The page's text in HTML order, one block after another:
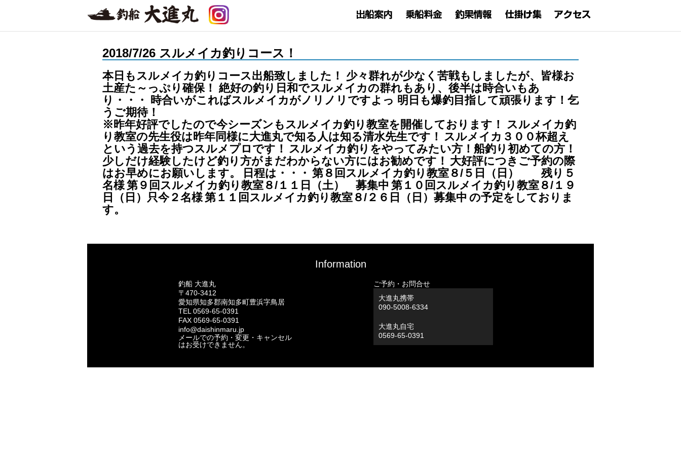
2018/7/26 スルメイカ釣りコース！
本日もスルメイカ釣りコース出船致しました！ 少々群れが少なく苦戦もしましたが、皆様お
土産た～っぷり確保！ 絶好の釣り日和でスルメイカの群れもあり、後半は時合いもあ
り・・・ 時合いがこればスルメイカがノリノリですよっ 明日も爆釣目指して頑張ります！乞
うご期待！
※昨年好評でしたので今シーズンもスルメイカ釣り教室を開催しております！ スルメイカ釣
り教室の先生役は昨年同様に大進丸で知る人は知る清水先生です！ スルメイカ３００杯超え
という過去を持つスルメプロです！ スルメイカ釣りをやってみたい方！船釣り初めての方！
少しだけ経験したけど釣り方がまだわからない方にはお勧めです！ 大好評につきご予約の際
はお早めにお願いします。
日程は・・・ 第８回スルメイカ釣り教室８/５日（日） 残り５
名様第９回スルメイカ釣り教室８/１１日（土） 募集中 第１０回スルメイカ釣り教室８/１９
日（日）只今２名様第１１回スルメイカ釣り教室８/２６日（日）募集中 の予定をしておりま
す。
Information
釣船 大進丸
〒470-3412
愛知県知多郡南知多町豊浜字鳥居
TEL 0569-65-0391
FAX 0569-65-0391
info@daishinmaru.jp
メールでの予約・変更・キャンセル
はお受けできません。
ご予約・お問合せ
大進丸携帯
090-5008-6334
大進丸自宅
0569-65-0391